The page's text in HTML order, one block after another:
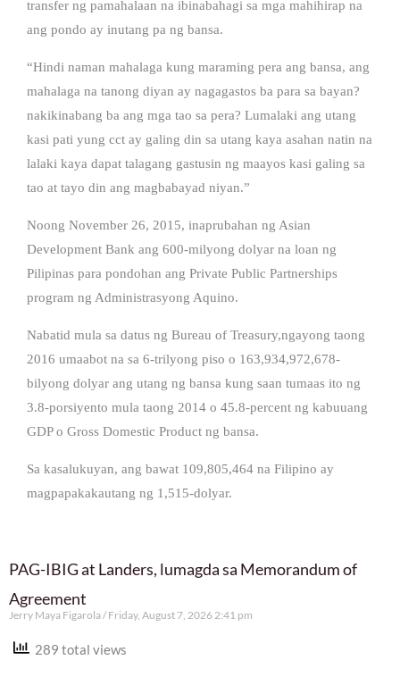
transfer ng pamahalaan na ibinabahagi sa mga mahihirap na
ang pondo ay inutang pa ng bansa.
“Hindi naman mahalaga kung maraming pera ang bansa, ang
mahalaga na tanong diyan ay nagagastos ba para sa bayan?
nakikinabang ba ang mga tao sa pera? Lumalaki ang utang
kasi pati yung cct ay galing din sa utang kaya asahan natin na
lalaki kaya dapat talagang gastusin ng maayos kasi galing sa
tao at tayo din ang magbabayad niyan.”
Noong November 26, 2015, inaprubahan ng Asian
Development Bank ang 600-milyong dolyar na loan ng
Pilipinas para pondohan ang Private Public Partnerships
program ng Administrasyong Aquino.
Nabatid mula sa datus ng Bureau of Treasury,ngayong taong
2016 umaabot na sa 6-trilyong piso o 163,934,972,678-
bilyong dolyar ang utang ng bansa kung saan tumaas ito ng
3.8-porsiyento mula taong 2014 o 45.8-percent ng kabuuang
GDP o Gross Domestic Product ng bansa.
Sa kasalukuyan, ang bawat 109,805,464 na Filipino ay
magpapakakautang ng 1,515-dolyar.
PAG-IBIG at Landers, lumagda sa Memorandum of
Agreement
Jerry Maya Figarola Friday, August 7, 2026 2:41 pm
289 total views